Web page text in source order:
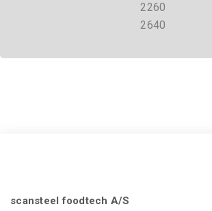
2260
2640
scansteel foodtech A/S